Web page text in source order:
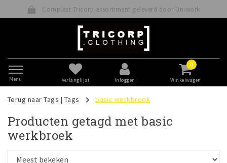
Compleet Tricorp assortiment geleverd door Uniwork
Menu Verlanglijst Inloggen
0
Winkelwagen
Terug naar Tags | Tags basic werkbroek
Producten getagd met basic
werkbroek